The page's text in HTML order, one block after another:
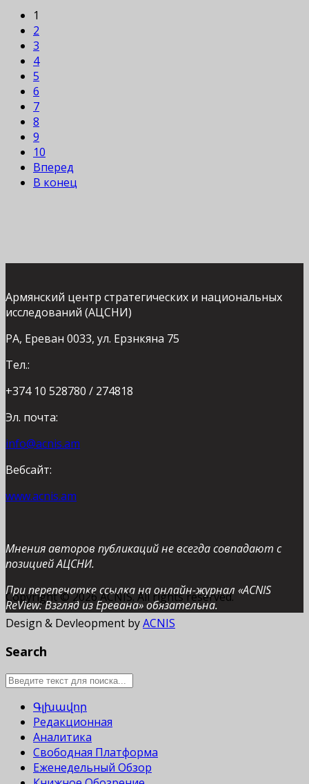
1
2
3
4
5
6
7
8
9
10
Вперед
В конец
Армянский центр стратегических и национальных
исследований (АЦСНИ)
РА, Ереван 0033, ул. Ерзнкяна 75
Тел.:
+374 10 528780 / 274818
Эл. почта:
info@acnis.am
Вебсайт:
www.acnis.am
Мнения авторов публикаций не всегда совпадают с
позицией АЦСНИ.
При перепечатке ссылка на онлайн-журнал «ACNIS
ReView: Взгляд из Еревана» обязательна.
Copyright © 2026 ACNIS. All rights reserved.
Design & Devleopment byACNIS
Search
Գլխավոր
Редакционная
Аналитика
Свободная Платформа
Еженедельный Обзор